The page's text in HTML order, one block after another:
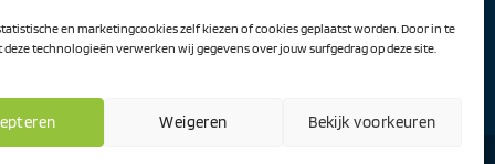
en marketingcookies zelf kiezen of cookies geplaatst worden. Door in te
technologieën verwerken wij gegevens over jouw surfgedrag op deze site.
Weigeren Bekijk voorkeuren